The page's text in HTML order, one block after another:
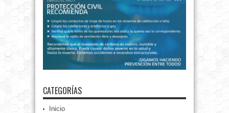
CATEGORÍAS
Inicio